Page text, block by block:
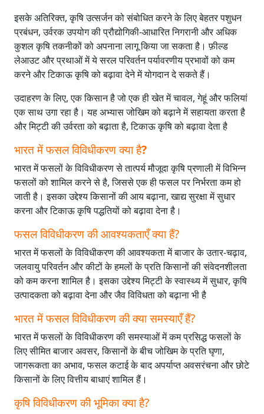
इसके अतिरिक्त, कृषि उत्सर्जन को संबोधित करने के लिए बेहतर पशुधन
प्रबंधन, उर्वरक उपयोग की प्रौद्योगिकी-आधारित निगरानी और अधिक
कुशल कृषि तकनीकों को अपनाना लागू किया जा सकता है। फ़ील्ड
लेआउट और प्रथाओं में ये सरल परिवर्तन पर्यावरणीय प्रभावों को कम
करने और टिकाऊ कृषि को बढ़ावा देने में योगदान दे सकते हैं।
उदाहरण के लिए, एक किसान है जो एक ही खेत में चावल, गेहूं और फलियां
एक साथ उगा रहा है। यह अभ्यास जोखिम को बढ़ाने में सहायता करता है
और मिट्टी की उर्वरता को बढ़ाता है, टिकाऊ कृषि को बढ़ावा देता है
भारत में फसल विविधीकरण क्या है?
भारत में फसलों के विविधीकरण से तात्पर्य मौजूदा कृषि प्रणाली में विभिन्न
फसलों को शामिल करने से है, जिससे एक ही फसल पर निर्भरता कम हो
जाती है। इसका उद्देश्य किसानों की आय बढ़ाना, खाद्य सुरक्षा में सुधार
करना और टिकाऊ कृषि पद्धतियों को बढ़ावा देना है।
फसल विविधीकरण की आवश्यकताएँ क्या हैं?
भारत में फसलों के विविधीकरण की आवश्यकता में बाजार के उतार-चढ़ाव,
जलवायु परिवर्तन और कीटों के हमलों के प्रति किसानों की संवेदनशीलता
को कम करना शामिल है। इसका उद्देश्य मिट्टी के स्वास्थ्य में सुधार, कृषि
उत्पादकता को बढ़ावा देना और जैव विविधता को बढ़ाना भी है
भारत में फसल विविधीकरण की क्या समस्याएँ हैं?
भारत में फसलों के विविधीकरण की समस्याओं में कम प्रसिद्ध फसलों के
लिए सीमित बाजार अवसर, किसानों के बीच जोखिम के प्रति घृणा,
जागरूकता का अभाव, फसल कटाई के बाद अपर्याप्त अवसरंचना और छोटे
किसानों के लिए वित्तीय बाधाएं शामिल हैं।
कृषि विविधीकरण की भूमिका क्या है?